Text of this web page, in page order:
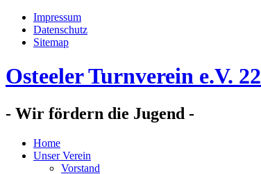
Impressum
Datenschutz
Sitemap
Osteeler Turnverein e.V. 22
- Wir fördern die Jugend -
Home
Unser Verein
Vorstand